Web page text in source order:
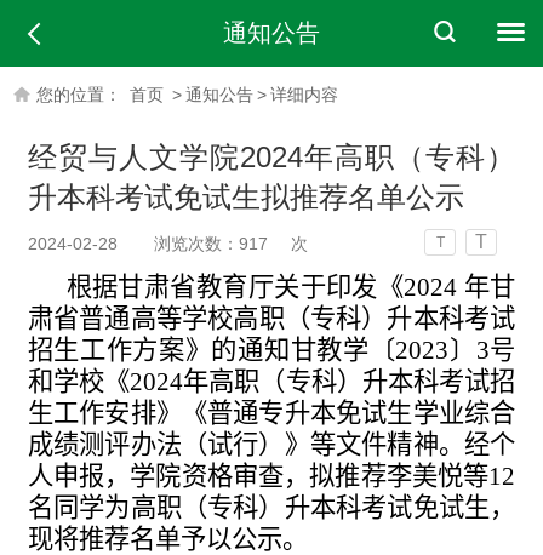
通知公告
您的位置： 首页 >通知公告>详细内容
经贸与人文学院2024年高职（专科）
升本科考试免试生拟推荐名单公示
2024-02-28 浏览次数： 917 次 T T
根据甘肃省教育厅关于印发《2024 年甘
肃省普通高等学校高职（专科）升本科考试
招生工作方案》的通知甘教学〔2023〕3号
和学校《2024年高职（专科）升本科考试招
生工作安排》《普通专升本免试生学业综合
成绩测评办法（试行）》等文件精神。经个
人申报，学院资格审查，拟推荐李美悦等12
名同学为高职（专科）升本科考试免试生，
现将推荐名单予以公示。